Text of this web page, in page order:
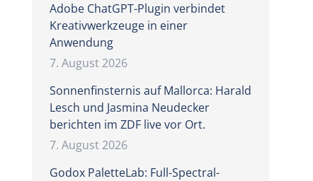
Adobe ChatGPT-Plugin verbindet
Kreativwerkzeuge in einer
Anwendung
7. August 2026
Sonnenfinsternis auf Mallorca: Harald
Lesch und Jasmina Neudecker
berichten im ZDF live vor Ort.
7. August 2026
Godox PaletteLab: Full-Spectral-